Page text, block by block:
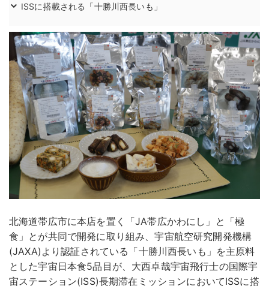
ISSに搭載される「十勝川西長いも」
北海道帯広市に本店を置く「JA帯広かわにし」と「極
食」とが共同で開発に取り組み、宇宙航空研究開発機構
(JAXA)より認証されている「十勝川西長いも」を主原料
とした宇宙日本食5品目が、大西卓哉宇宙飛行士の国際宇
宙ステーション(ISS)長期滞在ミッションにおいてISSに搭